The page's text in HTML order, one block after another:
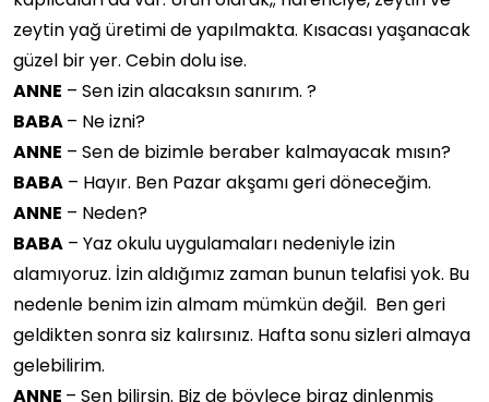
zeytin yağ üretimi de yapılmakta. Kısacası yaşanacak
güzel bir yer. Cebin dolu ise.
ANNE – Sen izin alacaksın sanırım. ?
BABA– Ne izni?
ANNE – Sen de bizimle beraber kalmayacak mısın?
BABA – Hayır. Ben Pazar akşamı geri döneceğim.
ANNE – Neden?
BABA – Yaz okulu uygulamaları nedeniyle izin
alamıyoruz. İzin aldığımız zaman bunun telafisi yok. Bu
nedenle benim izin almam mümkün değil. Ben geri
geldikten sonra siz kalırsınız. Hafta sonu sizleri almaya
gelebilirim.
ANNE – Sen bilirsin. Biz de böylece biraz dinlenmiş